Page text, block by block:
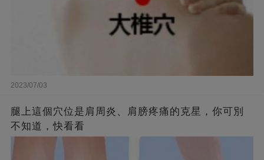
2023/07/03
腿上這個穴位是肩周炎、肩膀疼痛的克星，你可別
不知道，快看看